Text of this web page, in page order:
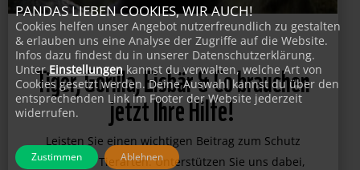
Tiger, Gorilla, Eisbär & Co brauchen
jetzt Ihre Hilfe!
Leisten Sie einen wichtigen Beitrag zum Schutz
PANDAS LIEBEN COOKIES, WIR AUCH!
Cookies helfen unser Angebot nutzerfreundlich zu gestalten
& erlauben uns eine Analyse der Zugriffe auf die Website.
Infos dazu findest du in unserer Datenschutzerklärung.
UnterEinstellungen kannst du verwalten, welche Art von
Cookies gesetzt werden. Deine Auswahl kannst du über den
entsprechenden Link im Footer der Website jederzeit
widerrufen.
Zustimmen Ablehnen